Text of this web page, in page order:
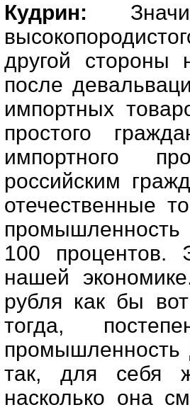
Кудрин:
другой стороны
после
импортных
простого
импортного
российским
отечественные
промышленность
100 процентов.
нашей
рубля как бы
тогда,
промышленность
так, для себя
насколько она